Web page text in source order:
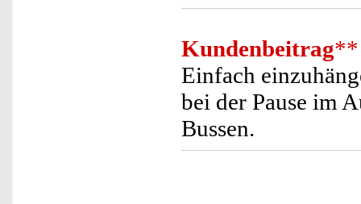
Kundenbeitrag**
Einfach
bei der Pause im
Bussen.